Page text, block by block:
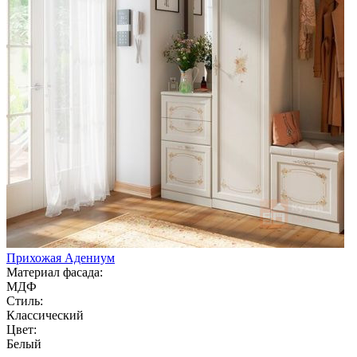
Прихожая Адениум
Материал фасада:
МДФ
Стиль:
Классический
Цвет:
Белый